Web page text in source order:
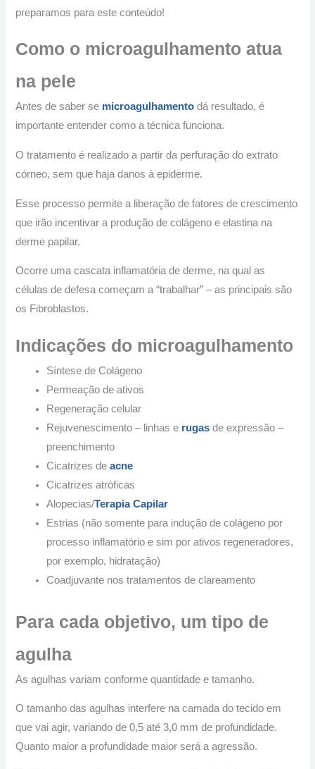
preparamos para este conteúdo!
Como o microagulhamento atua
na pele
Antes de saber se microagulhamento dá resultado, é
importante entender como a técnica funciona.
O tratamento é realizado a partir da perfuração do extrato
córneo, sem que haja danos à epiderme.
Esse processo permite a liberação de fatores de crescimento
que irão incentivar a produção de colágeno e elastina na
derme papilar.
Ocorre uma cascata inflamatória de derme, na qual as
células de defesa começam a “trabalhar” – as principais são
os Fibroblastos.
Indicações do microagulhamento
Síntese de Colágeno
Permeação de ativos
Regeneração celular
Rejuvenescimento – linhas e rugas de expressão –
preenchimento
Cicatrizes deacne
Cicatrizes atróficas
Alopecias/Terapia Capilar
Estrias (não somente para indução de colágeno por
processo inflamatório e sim por ativos regeneradores,
por exemplo, hidratação)
Coadjuvante nos tratamentos de clareamento
Para cada objetivo, um tipo de
agulha
As agulhas variam conforme quantidade e tamanho.
O tamanho das agulhas interfere na camada do tecido em
que vai agir, variando de 0,5 até 3,0 mm de profundidade.
Quanto maior a profundidade maior será a agressão.